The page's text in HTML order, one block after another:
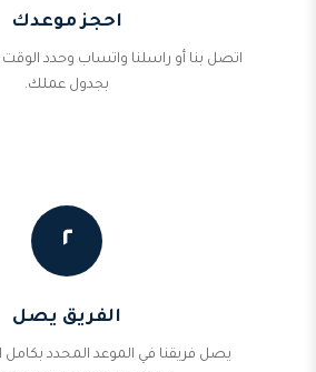
احجز موعدك
اتصل بنا أو راسلنا واتساب وحدد
بجدول عملك.
٢
الفريق يصل
يصل فريقنا في الموعد المحدد بكامل